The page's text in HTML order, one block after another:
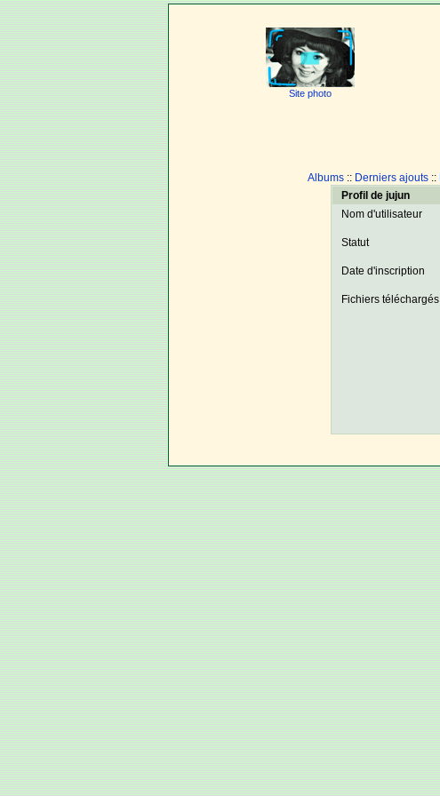
Site photo
Albums :: Derniers ajouts ::
Profil de jujun
Nom d'utilisateur
Statut
Date d'inscription
Fichiers téléchargés